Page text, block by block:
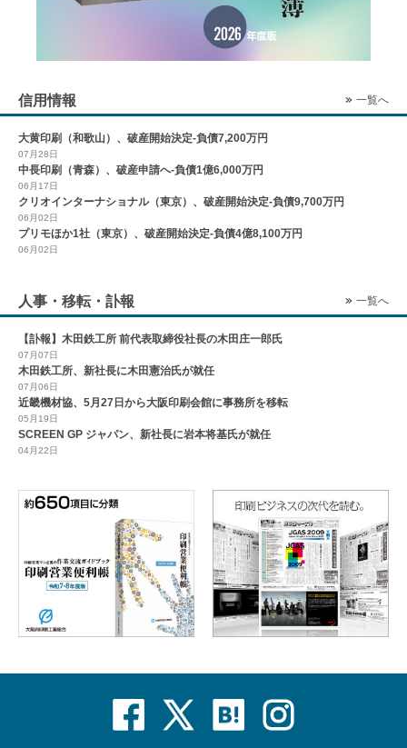
信用情報 一覧へ
大黄印刷（和歌山）、破産開始決定-負債7,200万円
07月28日
中長印刷（青森）、破産申請へ-負債1億6,000万円
06月17日
クリオインターナショナル（東京）、破産開始決定-負債9,700万円
06月02日
プリモほか1社（東京）、破産開始決定-負債4億8,100万円
06月02日
人事・移転・訃報 一覧へ
【訃報】木田鉄工所 前代表取締役社長の木田庄一郎氏
07月07日
木田鉄工所、新社長に木田憲治氏が就任
07月06日
近畿機材協、5月27日から大阪印刷会館に事務所を移転
05月19日
SCREEN GP ジャパン、新社長に岩本将基氏が就任
04月22日